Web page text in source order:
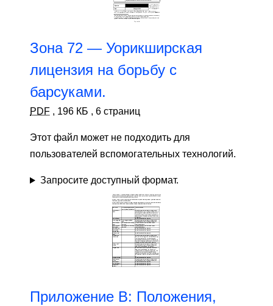
Зона 72 — Уорикширская
лицензия на борьбу с
барсуками.
PDF , 196 КБ , 6 страниц
Этот файл может не подходить для
пользователей вспомогательных технологий.
Запросите доступный формат.
Приложение B: Положения,